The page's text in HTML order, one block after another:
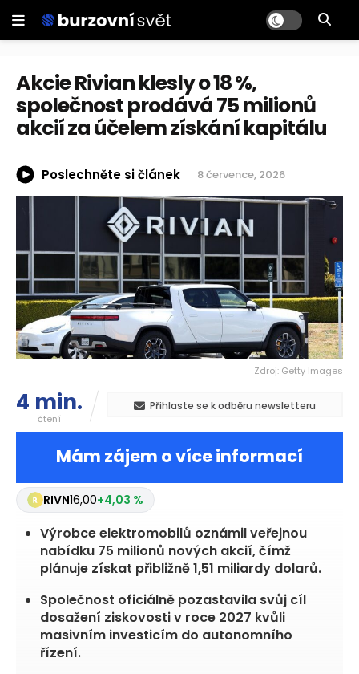
Akcie Rivian klesly o 18 %,
společnost prodává 75 milionů
akcií za účelem získání kapitálu
Poslechněte si článek 8 července, 2026
Zdroj: Getty Images
4 min.
čtení
Přihlaste se k odběru newsletteru
Mám zájem o více informací
RIVN16,00+4,03 %
Výrobce elektromobilů oznámil veřejnou
nabídku 75 milionů nových akcií, čímž
plánuje získat přibližně 1,51 miliardy dolarů.
Společnost oficiálně pozastavila svůj cíl
dosažení ziskovosti v roce 2027 kvůli
masivním investicím do autonomního
řízení.